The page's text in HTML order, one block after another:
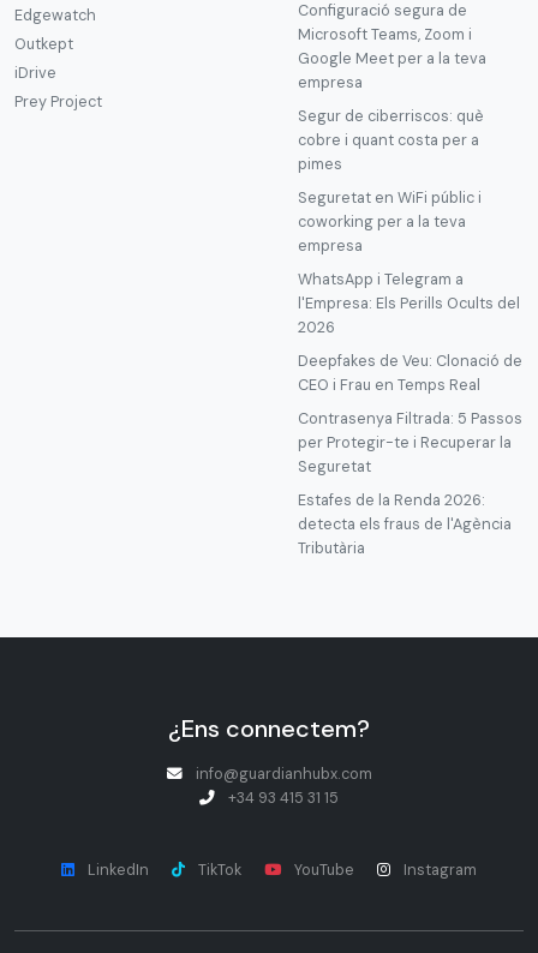
Edgewatch
Outkept
iDrive
Prey Project
Configuració segura de
Microsoft Teams, Zoom i
Google Meet per a la teva
empresa
Segur de ciberriscos: què
cobre i quant costa per a
pimes
Seguretat en WiFi públic i
coworking per a la teva
empresa
WhatsApp i Telegram a
l'Empresa: Els Perills Ocults del
2026
Deepfakes de Veu: Clonació de
CEO i Frau en Temps Real
Contrasenya Filtrada: 5 Passos
per Protegir-te i Recuperar la
Seguretat
Estafes de la Renda 2026:
detecta els fraus de l'Agència
Tributària
¿Ens connectem?
info@guardianhubx.com
+34 93 415 31 15
LinkedIn TikTok YouTube Instagram